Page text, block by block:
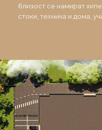
близост се намират
стоки, техника и дома,